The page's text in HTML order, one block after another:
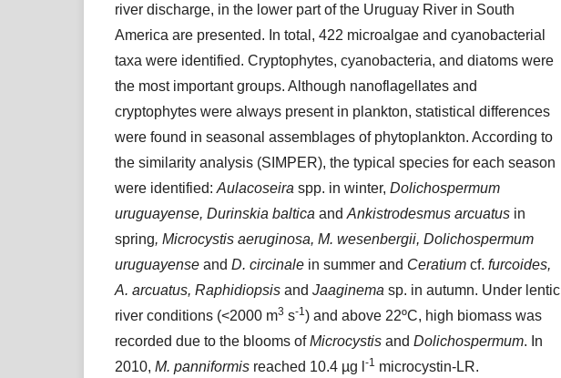
river discharge, in the lower part of the Uruguay River in South
America are presented. In total, 422 microalgae and cyanobacterial
taxa were identified. Cryptophytes, cyanobacteria, and diatoms were
the most important groups. Although nanoflagellates and
cryptophytes were always present in plankton, statistical differences
were found in seasonal assemblages of phytoplankton. According to
the similarity analysis (SIMPER), the typical species for each season
were identified:Aulacoseira spp. in winter,Dolichospermum
uruguayense, Durinskia baltica andAnkistrodesmus arcuatus in
spring, Microcystis aeruginosa, M. wesenbergii, Dolichospermum
uruguayenseand D. circinale in summer and Ceratiumcf.furcoides,
A. arcuatus, RaphidiopsisandJaaginemasp. in autumn. Under lentic
river conditions (<2000 m3 s-1) and above 22ºC, high biomass was
recorded due to the blooms ofMicrocystis andDolichospermum. In
2010,M. panniformis reached 10.4 µg l-1 microcystin-LR.